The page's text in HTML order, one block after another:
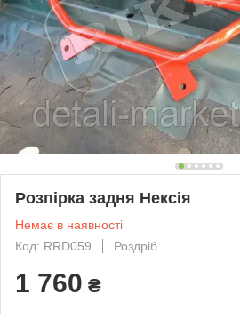
Розпірка задня Нексія
Немає в наявності
Код: RRD059
Роздріб
1 760 ₴